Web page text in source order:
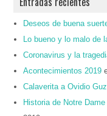
Deseos de buena
Lo bueno y lo malo de
Coronavirus y la
Acontecimientos 2019
Calaverita a Ovidio
Historia de Notre